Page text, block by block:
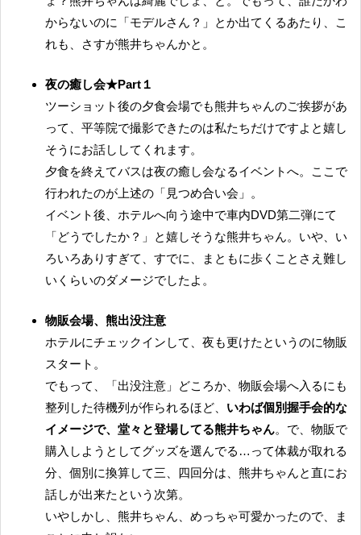
からないのに「モデルさん？」とか出てくるあたり、こ
れも、さすが熊井ちゃんかと。
夜の癒し会★Part１
ツーショット後の夕食会場でも熊井ちゃんのご挨拶があ
って、平等院で撮影できたのは私たちだけですよと嬉し
そうにお話ししてくれます。
夕食を終えてバスは夜の癒し会なるイベントへ。ここで
行われたのが上述の「見つめ合い会」。
イベント後、ホテルへ向う途中で車内DVD第二弾にて
「どうでしたか？」と嬉しそうな熊井ちゃん。いや、い
ろいろありすぎて、すでに、まともに歩くことさえ難し
いくらいのダメージでしたよ。
物販会場、熊出没注意
ホテルにチェックインして、夜も更けたというのに物販
スタート。
でもって、「出没注意」どころか、物販会場へ入るにも
整列した待機列が作られるほど、 いわば個別握手会的な
イメージで、堂々と登場してる熊井ちゃん。で、物販で
購入しようとしてグッズを選んでる…って体裁が取れる
分、個別に換算して三、四回分は、熊井ちゃんと直にお
話しが出来たという次第。
いやしかし、熊井ちゃん、めっちゃ可愛かったので、ま